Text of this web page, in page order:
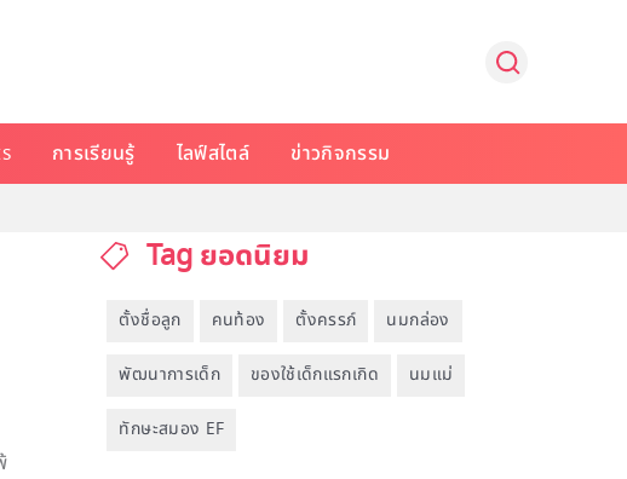
การเรียนรู้ ไลฟ์สไตล์ ข่าวกิจกรรม
Tag ยอดนิยม
ตั้งชื่อลูก คนท้อง ตั้งครรภ์ นมกล่อง
พัฒนาการเด็ก ของใช้เด็กแรกเกิด นมแม่
ทักษะสมอง EF